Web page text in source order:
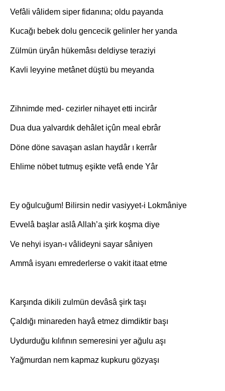
Vefâli vâlidem siper fidanına; oldu payanda
Kucağı bebek dolu gencecik gelinler her yanda
Zülmün üryân hükemâsı deldiyse teraziyi
Kavli leyyine metânet düştü bu meyanda
Zihnimde med- cezirler nihayet etti incirâr
Dua dua yalvardık dehâlet içûn meal ebrâr
Döne döne savaşan aslan haydâr ı kerrâr
Ehlime nöbet tutmuş eşikte vefâ ende Yâr
Ey oğulcuğum! Bilirsin nedir vasiyyet-i Lokmâniye
Evvelâ başlar aslâ Allah’a şirk koşma diye
Ve nehyi isyan-ı vâlideyni sayar sâniyen
Ammâ isyanı emrederlerse o vakit itaat etme
Karşında dikili zulmün devâsâ şirk taşı
Çaldığı minareden hayâ etmez dimdiktir başı
Uydurduğu kılıfının semeresini yer ağulu aşı
Yağmurdan nem kapmaz kupkuru gözyaşı